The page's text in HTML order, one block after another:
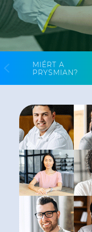
ALESEA
MIÉRT A
PRYSMIAN?